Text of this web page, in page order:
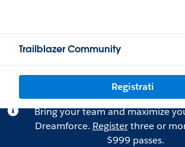
Trailblazer Community
Registrati
Bring your team and maximize
Dreamforce. Registerthree or
$999 passes.